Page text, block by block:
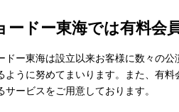
ードー東海では有料会
ドー東海は設立以来お客様に数々の
ように努めてまいります。また、有
サービスをご用意しております。